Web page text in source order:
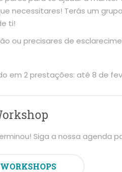
necessitares! Terás um
ti!
ou precisares de
em 2 prestações: até 8 de
Siga a nossa agenda